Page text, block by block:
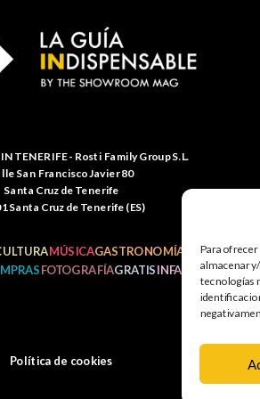
Para
almacenar
tecnologías
TENERIFE - Rosti Family Group S.L.
San Francisco Javier 80
Santa Cruz de Tenerife
Santa Cruz de Tenerife (ES)
MÚSICAGASTRONOMÍA
NATURALEZA
FOTOGRAFÍAGRATISINFANTIL
Política de cookies